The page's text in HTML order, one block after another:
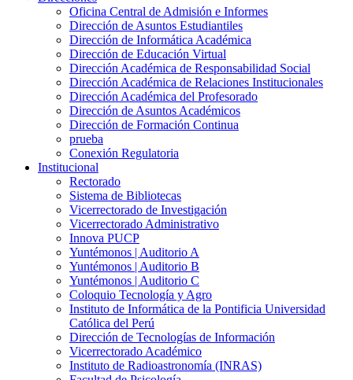
Oficina Central de Admisión e Informes
Dirección de Asuntos Estudiantiles
Dirección de Informática Académica
Dirección de Educación Virtual
Dirección Académica de Responsabilidad Social
Dirección Académica de Relaciones Institucionales
Dirección Académica del Profesorado
Dirección de Asuntos Académicos
Dirección de Formación Continua
prueba
Conexión Regulatoria
Institucional
Rectorado
Sistema de Bibliotecas
Vicerrectorado de Investigación
Vicerrectorado Administrativo
Innova PUCP
Yuntémonos | Auditorio A
Yuntémonos | Auditorio B
Yuntémonos | Auditorio C
Coloquio Tecnología y Agro
Instituto de Informática de la Pontificia Universidad
Católica del Perú
Dirección de Tecnologías de Información
Vicerrectorado Académico
Instituto de Radioastronomía (INRAS)